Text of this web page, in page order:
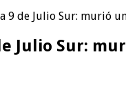
9 de Julio Sur: murió
Julio Sur: